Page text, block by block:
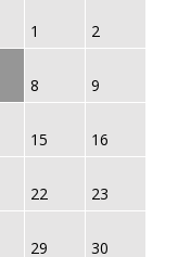
1 2
8 9
15 16
22 23
29 30